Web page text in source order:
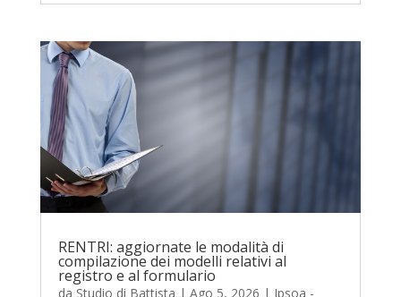
RENTRI: aggiornate le modalità di
compilazione dei modelli relativi al
registro e al formulario
da Studio di Battista | Ago 5, 2026 | Ipsoa -